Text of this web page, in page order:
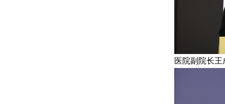
医院副院长